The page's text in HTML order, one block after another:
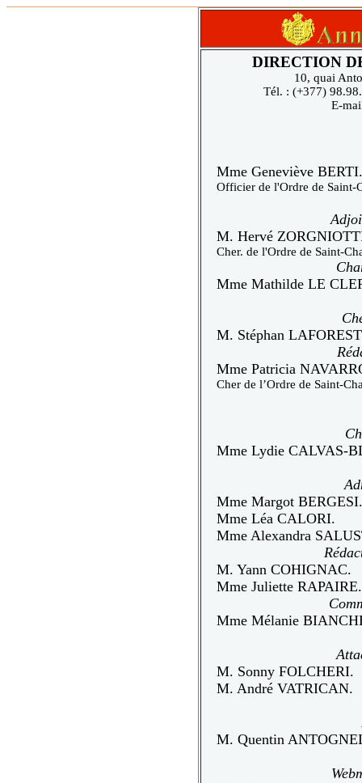
DIRECTION
10, quai
Tél. : (+377)
E-
Mme Geneviève BERTI.
Officier de l'Ordre de Saint-
M. Hervé
Cher. de l'Ordre de Saint-
Mme Mathilde LE
M. Stéphan
Mme Patricia
Cher de l’Ordre de Saint-
Mme Lydie CALVAS-
Mme Margot BERGESI.
Mme Léa CALORI.
Mme Alexandra
M. Yann COHIGNAC.
Mme Juliette RAPAIRE.
Mme Mélanie
M. Sonny FOLCHERI.
M. André VATRICAN.
M. Quentin